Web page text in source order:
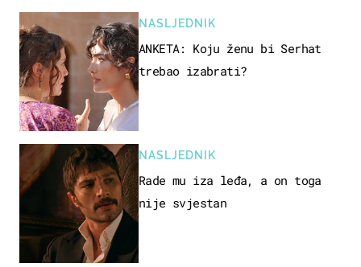
NASLJEDNIK
ANKETA: Koju ženu bi Serhat
trebao izabrati?
NASLJEDNIK
Rade mu iza leđa, a on toga
nije svjestan